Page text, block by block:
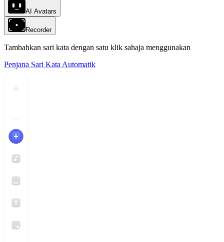
AI Avatars
Recorder
Tambahkan sari kata dengan satu klik sahaja menggunakan
Penjana Sari Kata Automatik